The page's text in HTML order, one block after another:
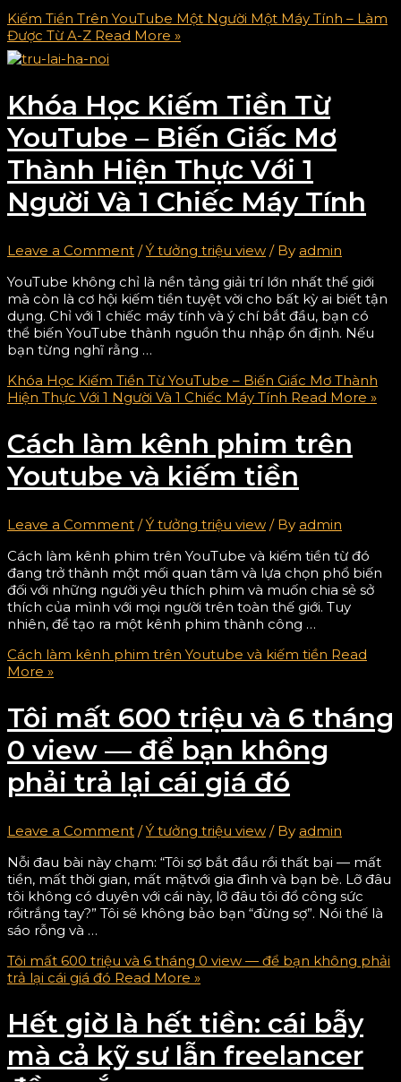
Kiếm Tiền Trên YouTube Một Người Một Máy Tính – Làm
Được Từ A-Z Read More »
Khóa Học Kiếm Tiền Từ
YouTube – Biến Giấc Mơ
Thành Hiện Thực Với 1
Người Và 1 Chiếc Máy Tính
Leave a Comment /Ý tưởng triệu view / By admin
YouTube không chỉ là nền tảng giải trí lớn nhất thế giới
mà còn là cơ hội kiếm tiền tuyệt vời cho bất kỳ ai biết tận
dụng. Chỉ với 1 chiếc máy tính và ý chí bắt đầu, bạn có
thể biến YouTube thành nguồn thu nhập ổn định. Nếu
bạn từng nghĩ rằng …
Khóa Học Kiếm Tiền Từ YouTube – Biến Giấc Mơ Thành
Hiện Thực Với 1 Người Và 1 Chiếc Máy Tính Read More »
Cách làm kênh phim trên
Youtube và kiếm tiền
Leave a Comment /Ý tưởng triệu view / By admin
Cách làm kênh phim trên YouTube và kiếm tiền từ đó
đang trở thành một mối quan tâm và lựa chọn phổ biến
đối với những người yêu thích phim và muốn chia sẻ sở
thích của mình với mọi người trên toàn thế giới. Tuy
nhiên, để tạo ra một kênh phim thành công …
Cách làm kênh phim trên Youtube và kiếm tiền Read
More »
Tôi mất 600 triệu và 6 tháng
0 view — để bạn không
phải trả lại cái giá đó
Leave a Comment /Ý tưởng triệu view / By admin
Nỗi đau bài này chạm: “Tôi sợ bắt đầu rồi thất bại — mất
tiền, mất thời gian, mất mặtvới gia đình và bạn bè. Lỡ đâu
tôi không có duyên với cái này, lỡ đâu tôi đổ công sức
rồitrắng tay?” Tôi sẽ không bảo bạn “đừng sợ”. Nói thế là
sáo rỗng và …
Tôi mất 600 triệu và 6 tháng 0 view — để bạn không phải
trả lại cái giá đó Read More »
Hết giờ là hết tiền: cái bẫy
mà cả kỹ sư lẫn freelancer